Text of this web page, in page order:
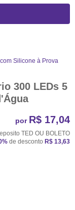
Silicone à Prova
300 LEDs 5
por R$ 17,04
TED OU BOLETO
de desconto R$ 13,63